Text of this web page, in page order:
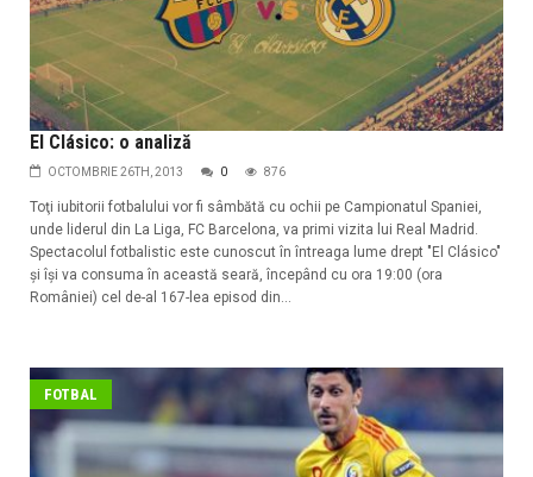
El Clásico: o analiză
OCTOMBRIE 26TH, 2013 0 876
Toţi iubitorii fotbalului vor fi sâmbătă cu ochii pe Campionatul Spaniei,
unde liderul din La Liga, FC Barcelona, va primi vizita lui Real Madrid.
Spectacolul fotbalistic este cunoscut în întreaga lume drept "El Clásico"
şi îşi va consuma în această seară, începând cu ora 19:00 (ora
României) cel de-al 167-lea episod din...
FOTBAL